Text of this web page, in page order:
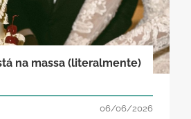
na massa (literalmente)
06/06/2026